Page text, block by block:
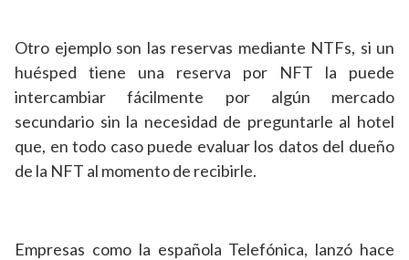
Otro ejemplo son las reservas mediante NTFs, si un
huésped tiene una reserva por NFT la puede
intercambiar fácilmente por algún mercado
secundario sin la necesidad de preguntarle al hotel
que, en todo caso puede evaluar los datos del dueño
de la NFT al momento de recibirle.
Empresas como la española Telefónica, lanzó hace